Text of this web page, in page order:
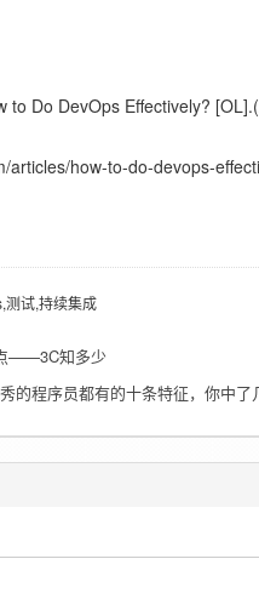
to Do DevOps Effectively?
articles/how-to-do-devops-
测试,持续集成
——3C知多少
的程序员都有的十条特征，你中了